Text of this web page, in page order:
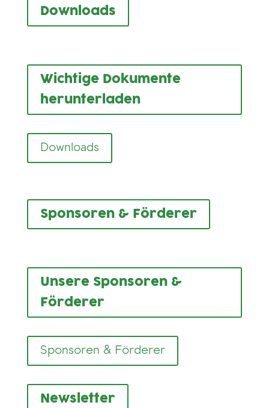
Downloads
Wichtige Dokumente
herunterladen
Downloads
Sponsoren & Förderer
Unsere Sponsoren &
Förderer
Sponsoren & Förderer
Newsletter